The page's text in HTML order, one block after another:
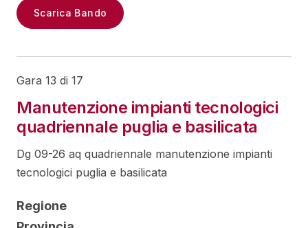
Scarica Bando
Gara 13 di 17
Manutenzione impianti tecnologici
quadriennale puglia e basilicata
Dg 09-26 aq quadriennale manutenzione impianti
tecnologici puglia e basilicata
Regione